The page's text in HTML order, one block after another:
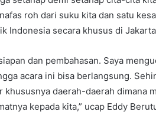
roh dari suku kita dan satu
Indonesia secara khusus di
dan pembahasan. Saya
acara ini bisa berlangsung.
daerah-daerah dimana
kepada kita,” ucap Eddy